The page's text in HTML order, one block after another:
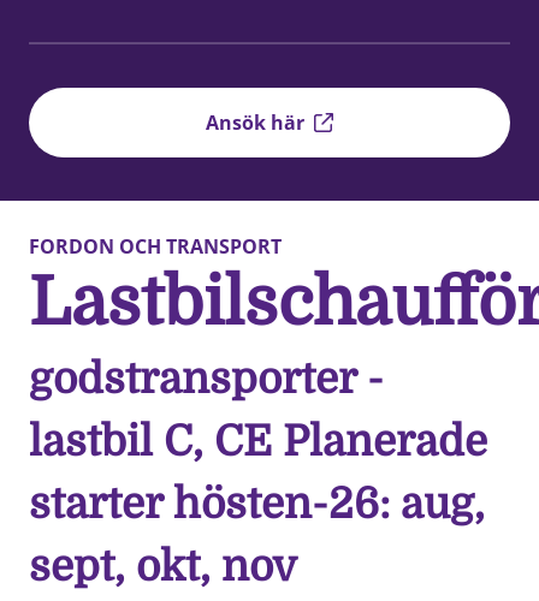
Ansök här
FORDON OCH TRANSPORT
godstransporter -
lastbil C, CE Planerade
starter hösten-26: aug,
sept, okt, nov